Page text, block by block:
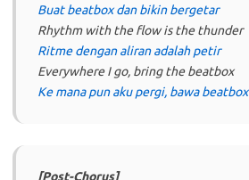
Buat beatbox dan bikin bergetar
Rhythm with the flow is the thunder
Ritme dengan aliran adalah petir
Everywhere I go, bring the beatbox
Ke mana pun aku pergi, bawa beatbox
[Post-Chorus]